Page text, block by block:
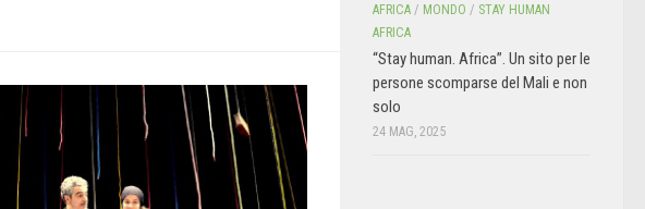
AFRICA / MONDO / STAY HUMAN
AFRICA
“Stay human. Africa”. Un sito per le
persone scomparse del Mali e non
solo
24 MAG, 2025